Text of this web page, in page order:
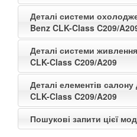
Деталі системи
Benz CLK-Class C209/
Деталі системи
CLK-Class C209/A209
Деталі елементів
CLK-Class C209/A209
Пошукові запити цієї